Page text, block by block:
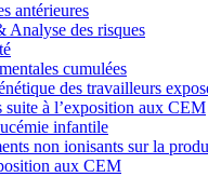
antérieures
Analyse des risques
cumulées
des travailleurs
suite à l’exposition aux CEM
infantile
non ionisants sur la
aux CEM